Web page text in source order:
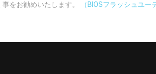
をお勧めいたします。
（BIOSフラッシュユー